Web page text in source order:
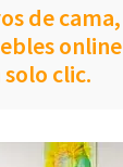
de
solo clic.